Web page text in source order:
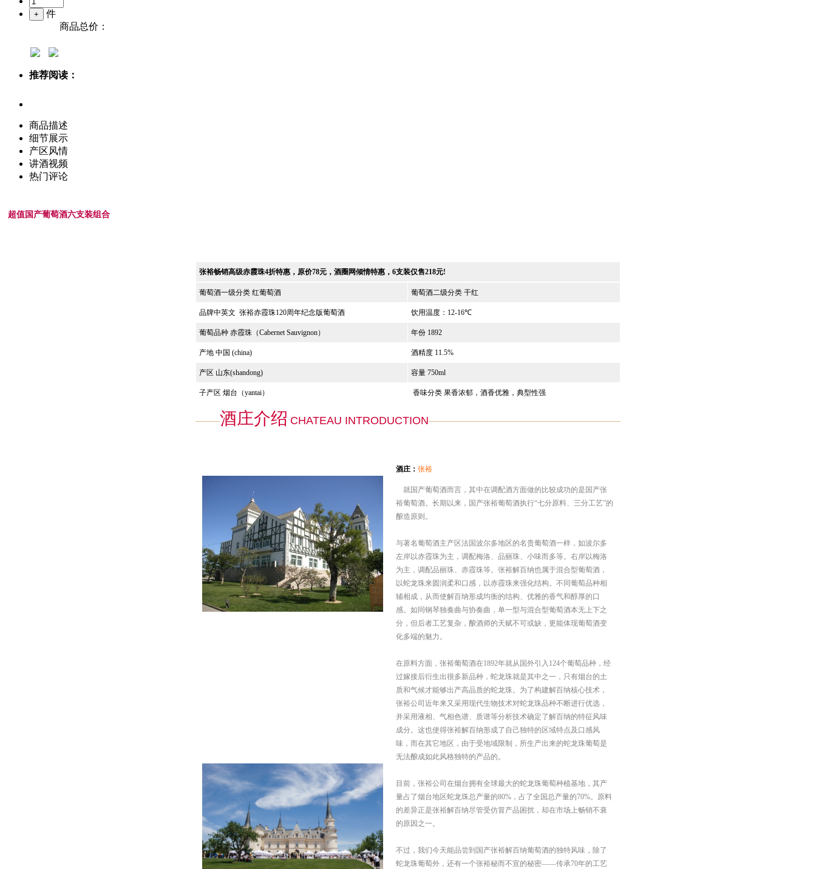
件
商品总价：
推荐阅读：
商品描述
细节展示
产区风情
讲酒视频
热门评论
超值国产葡萄酒六支装组合
张裕畅销高级赤霞珠4折特惠，原价78元，酒圈网倾情特惠，6支装仅售218元!
葡萄酒一级分类 红葡萄酒 葡萄酒二级分类 干红
品牌中英文 张裕赤霞珠120周年纪念版葡萄酒 饮用温度：12-16℃
葡萄品种 赤霞珠（Cabernet Sauvignon） 年份 1892
产地 中国 (china) 酒精度 11.5%
产区 山东(shandong) 容量 750ml
子产区 烟台（yantai） 香味分类 果香浓郁，酒香优雅，典型性强
酒庄介绍 CHATEAU INTRODUCTION
酒庄： 张裕
就国产葡萄酒而言，其中在调配酒方面做的比较成功的是国产张
裕葡萄酒。长期以来，国产张裕葡萄酒执行“七分原料、三分工艺”的
酿造原则。
与著名葡萄酒主产区法国波尔多地区的名贵葡萄酒一样，如波尔多
左岸以赤霞珠为主，调配梅洛、品丽珠、小味而多等。右岸以梅洛
为主，调配品丽珠、赤霞珠等。张裕解百纳也属于混合型葡萄酒，
以蛇龙珠来圆润柔和口感，以赤霞珠来强化结构。不同葡萄品种相
辅相成，从而使解百纳形成均衡的结构、优雅的香气和醇厚的口
感。如同钢琴独奏曲与协奏曲，单一型与混合型葡萄酒本无上下之
分，但后者工艺复杂，酿酒师的天赋不可或缺，更能体现葡萄酒变
化多端的魅力。
在原料方面，张裕葡萄酒在1892年就从国外引入124个葡萄品种，经
过嫁接后衍生出很多新品种，蛇龙珠就是其中之一，只有烟台的土
质和气候才能够出产高品质的蛇龙珠。为了构建解百纳核心技术，
张裕公司近年来又采用现代生物技术对蛇龙珠品种不断进行优选，
并采用液相、气相色谱、质谱等分析技术确定了解百纳的特征风味
成分。这也使得张裕解百纳形成了自己独特的区域特点及口感风
味，而在其它地区，由于受地域限制，所生产出来的蛇龙珠葡萄是
无法酿成如此风格独特的产品的。
目前，张裕公司在烟台拥有全球最大的蛇龙珠葡萄种植基地，其产
量占了烟台地区蛇龙珠总产量的80%，占了全国总产量的70%。原料
的差异正是张裕解百纳尽管受仿冒产品困扰，却在市场上畅销不衰
的原因之一。
不过，我们今天能品尝到国产张裕解百纳葡萄酒的独特风味，除了
蛇龙珠葡萄外，还有一个张裕秘而不宣的秘密——传承70年的工艺